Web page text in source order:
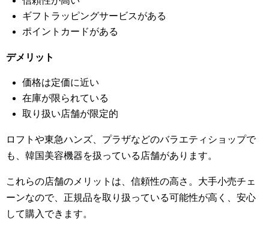
ギフトラッピングサービスがある
ポイントカードがある
デメリット
価格は定価に近い
在庫が限られている
取り扱い店舗が限定的
ロフトや東急ハンズ、プラザなどのバラエティショップで
も、韓国美容機器を扱っている店舗があります。
これらの店舗のメリットは、信頼性の高さ。大手小売チェ
ーンなので、正規品を取り扱っている可能性が高く、安心
して購入できます。